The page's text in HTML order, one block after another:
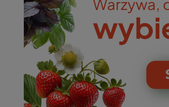
Artykuły gospodarstwa domowego
Artykuły higieniczne
Artykuły jednorazowe
Artykuły opakowaniowe
Chemia gospodarcza
Doniczki i pojemniki
Odstraszacze owadów
Odstraszacze zwierząt
Nawozy i preparaty
Narzędzia ogrodnicze
Nasiona
Karmy i
Chusteczki
Zobacz
